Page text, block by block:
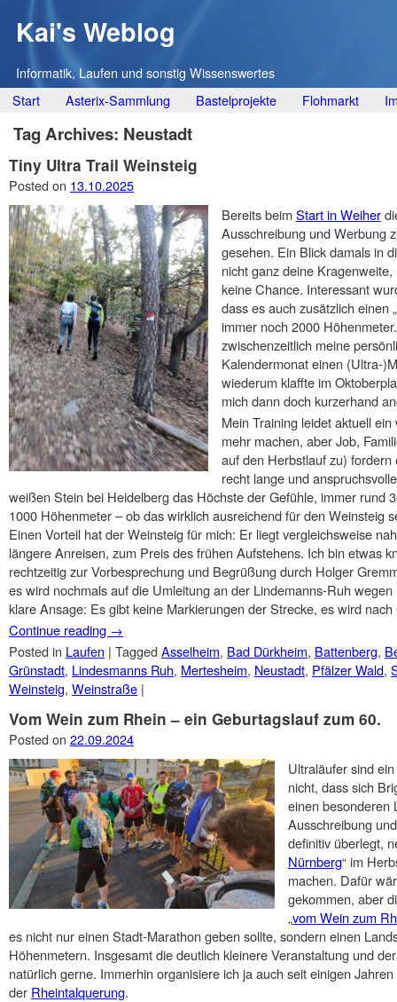
Kai's Weblog
Informatik, Laufen und sonstig Wissenswertes
Main menu
Skip
to
content
Start Asterix-Sammlung Bastelprojekte Flohmarkt
Tag Archives: Neustadt
Tiny Ultra Trail Weinsteig
Posted on 13.10.2025
Bereits beimStart in Weiher
Ausschreibung und Werbung
gesehen. Ein Blick damals in
nicht ganz deine
keine Chance. Interessant
dass es auch zusätzlich einen
immer noch 2000
zwischenzeitlich meine
Kalendermonat einen (Ultra-
wiederum klaffte im
mich dann doch kurzerhand
Mein Training leidet aktuell
mehr machen, aber Job,
auf den Herbstlauf zu)
recht lange und
weißen Stein bei Heidelberg das Höchste der Gefühle, immer rund
1000 Höhenmeter – ob das wirklich ausreichend für den Weinsteig
Einen Vorteil hat der Weinsteig für mich: Er liegt vergleichsweise
längere Anreisen, zum Preis des frühen Aufstehens. Ich bin etwas
rechtzeitig zur Vorbesprechung und Begrüßung durch Holger
es wird nochmals auf die Umleitung an der Lindemanns-Ruh
klare Ansage: Es gibt keine Markierungen der Strecke, es wird
Continue reading →
Posted in Laufen | Tagged Asselheim, Bad Dürkheim, Battenberg,
Grünstadt, Lindesmanns Ruh, Mertesheim, Neustadt, Pfälzer Wald,
Weinsteig, Weinstraße |
Vom Wein zum Rhein – ein Geburtagslauf zum 60.
Posted on 22.09.2024
Ultraläufer sind
nicht, dass sich
einen besonderen
Ausschreibung
definitiv überlegt,
Nürnberg“ im
machen. Dafür
gekommen, aber
„vom Wein zum
es nicht nur einen Stadt-Marathon geben sollte, sondern einen
Höhenmetern. Insgesamt die deutlich kleinere Veranstaltung und
natürlich gerne. Immerhin organisiere ich ja auch seit einigen
der Rheintalquerung.